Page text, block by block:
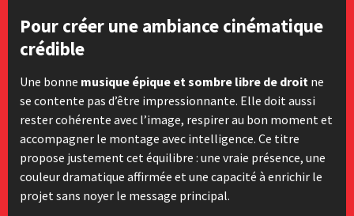
Pour créer une ambiance cinématique
crédible
Une bonne musique épique et sombre libre de droit ne
se contente pas d’être impressionnante. Elle doit aussi
rester cohérente avec l’image, respirer au bon moment et
accompagner le montage avec intelligence. Ce titre
propose justement cet équilibre : une vraie présence, une
couleur dramatique affirmée et une capacité à enrichir le
projet sans noyer le message principal.